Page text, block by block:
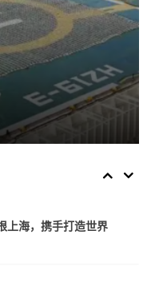
体机：新能源气象预
荣耀 全球城市美业
上海，携手打造世界